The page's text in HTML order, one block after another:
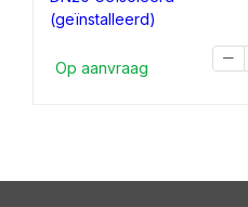
Op aanvraag